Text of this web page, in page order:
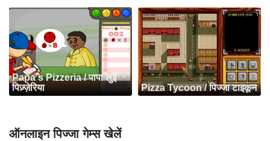
Papa's Pizzeria / पापा लुई
पिज़्ज़ेरिया
Pizza Tycoon / पिज्जा टाइकून
ऑनलाइन पिज्जा गेम्स खेलें